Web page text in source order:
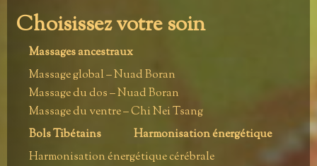
Choisissez votre soin
Massages ancestraux
Massage global – Nuad Boran
Massage du dos – Nuad Boran
Massage du ventre – Chi Nei Tsang
Bols Tibétains
Harmonisation énergétique
Harmonisation énergétique cérébrale